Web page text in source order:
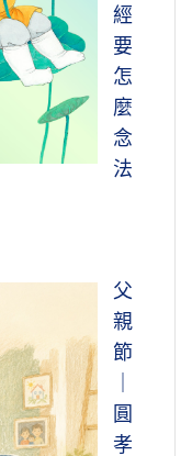
經
要
怎
麼
念
法
父
親
節
圓
孝